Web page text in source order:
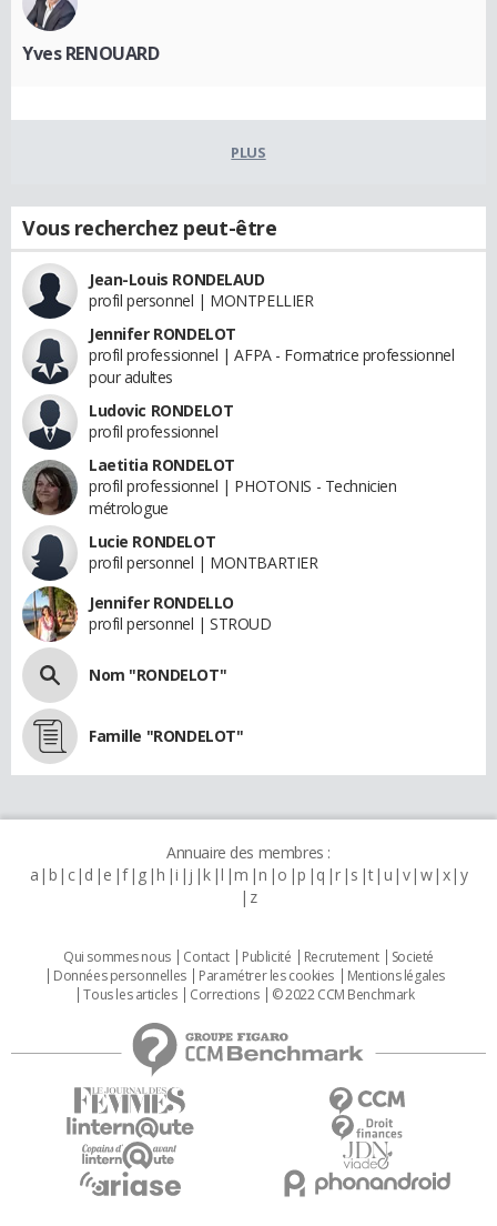
Yves RENOUARD
PLUS
Vous recherchez peut-être
Jean-Louis RONDELAUD
profil personnel | MONTPELLIER
Jennifer RONDELOT
profil professionnel | AFPA - Formatrice professionnel
pour adultes
Ludovic RONDELOT
profil professionnel
Laetitia RONDELOT
profil professionnel | PHOTONIS - Technicien
métrologue
Lucie RONDELOT
profil personnel | MONTBARTIER
Jennifer RONDELLO
profil personnel | STROUD
Nom "RONDELOT"
Famille "RONDELOT"
Annuaire des membres :
a b c d e f g h i j k l m n o p q r s t u v w x y
z
Qui sommes nous Contact Publicité Recrutement
Societé
Données personnelles
Paramétrer les cookies
Mentions légales
Tous les articles
Corrections © 2022 CCM Benchmark